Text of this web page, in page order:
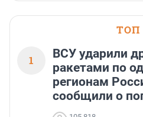
ТОП
1
ВСУ ударили
ракетами по
регионам
сообщили о